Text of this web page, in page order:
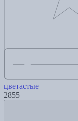
цветастые
2855